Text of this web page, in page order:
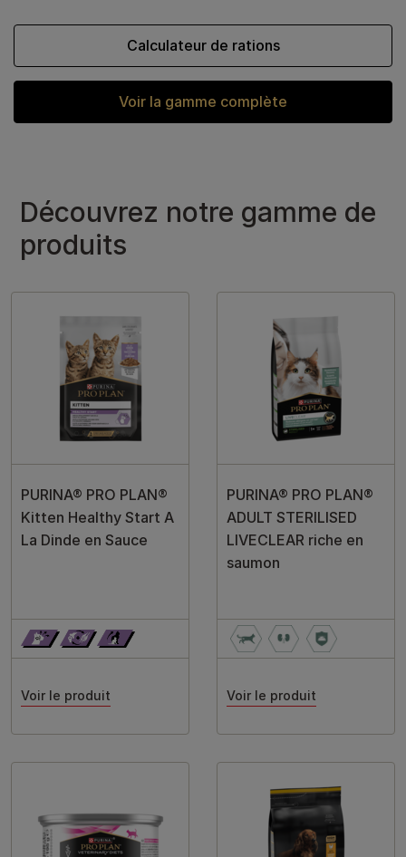
Voir la gamme complète
Calculateur de rations
Découvrez notre gamme de
produits
PURINA® PRO PLAN®
Kitten Healthy Start A
La Dinde en Sauce
Voir le produit
PURINA® PRO PLAN®
ADULT STERILISED
LIVECLEAR riche en
saumon
Voir le produit